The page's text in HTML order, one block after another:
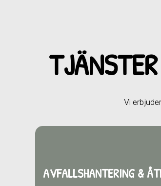
Vi
AVFALLSHANTERING &